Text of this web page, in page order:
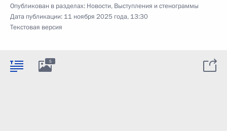
Опубликован в разделах: Новости, Выступления и стенограммы
Дата публикации: 11 ноября 2025 года, 13:30
Текстовая версия
5